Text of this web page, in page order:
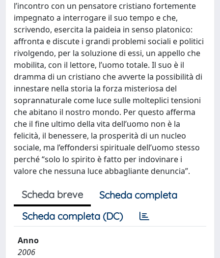
l’incontro con un pensatore cristiano fortemente
impegnato a interrogare il suo tempo e che,
scrivendo, esercita la paideia in senso platonico:
affronta e discute i grandi problemi sociali e politici
rivolgendo, per la soluzione di essi, un appello che
mobilita, con il lettore, l’uomo totale. Il suo è il
dramma di un cristiano che avverte la possibilità di
innestare nella storia la forza misteriosa del
soprannaturale come luce sulle molteplici tensioni
che abitano il nostro mondo. Per questo afferma
che il fine ultimo della vita dell’uomo non è la
felicità, il benessere, la prosperità di un nucleo
sociale, ma l’effondersi spirituale dell’uomo stesso
perché “solo lo spirito è fatto per indovinare i
valore che nessuna luce abbagliante denuncia”.
Scheda breve
Scheda completa
Scheda completa (DC)
Anno
2006